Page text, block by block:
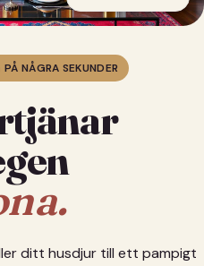
NÅGRA SEKUNDER
ditt husdjur till ett pampigt